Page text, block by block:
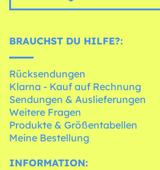
BRAUCHST DU HILFE?:
Rücksendungen
Klarna - Kauf auf Rechnung
Sendungen & Auslieferungen
Weitere Fragen
Produkte & Größentabellen
Meine Bestellung
INFORMATION: